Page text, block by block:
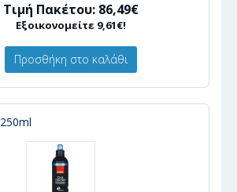
Τιμή Πακέτου: 86,49€
Εξοικονομείτε 9,61€!
Προσθήκη στο καλάθι